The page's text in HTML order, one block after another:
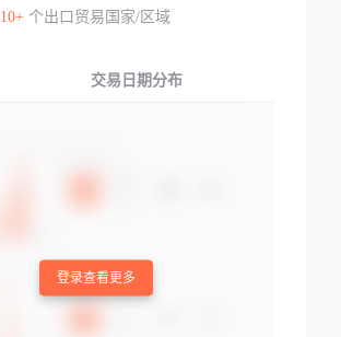
10+个出口贸易国家/区域
交易日期分布
登录查看更多